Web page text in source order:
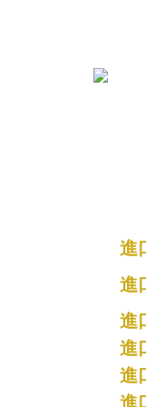
進
進
進
進
進
進